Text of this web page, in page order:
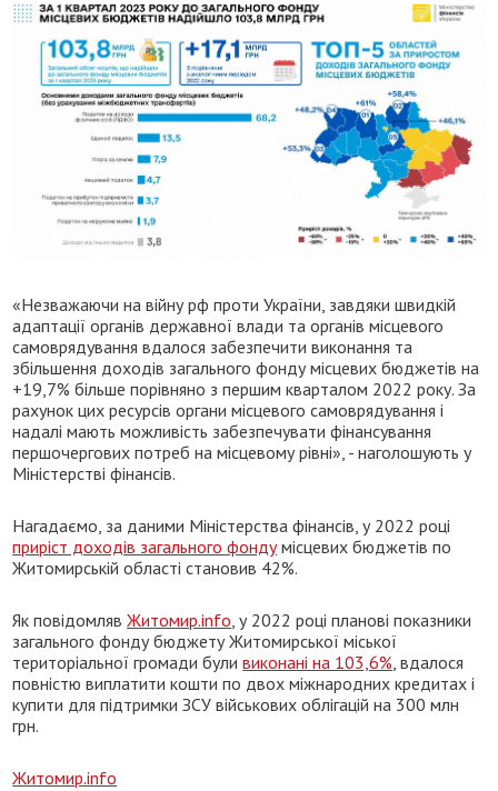
«Незважаючи на війну рф проти України, завдяки швидкій
адаптації органів державної влади та органів місцевого
самоврядування вдалося забезпечити виконання та
збільшення доходів загального фонду місцевих бюджетів на
+19,7% більше порівняно з першим кварталом 2022 року. За
рахунок цих ресурсів органи місцевого самоврядування і
надалі мають можливість забезпечувати фінансування
першочергових потреб на місцевому рівні», - наголошують у
Міністерстві фінансів.
Нагадаємо, за даними Міністерства фінансів, у 2022 році
приріст доходів загального фондумісцевих бюджетів по
Житомирській області становив 42%.
Як повідомлявЖитомир.info, у 2022 році планові показники
загального фонду бюджету Житомирської міської
територіальної громади буливиконані на 103,6%, вдалося
повністю виплатити кошти по двох міжнародних кредитах і
купити для підтримки ЗСУ військових облігацій на 300 млн
грн.
Житомир.info